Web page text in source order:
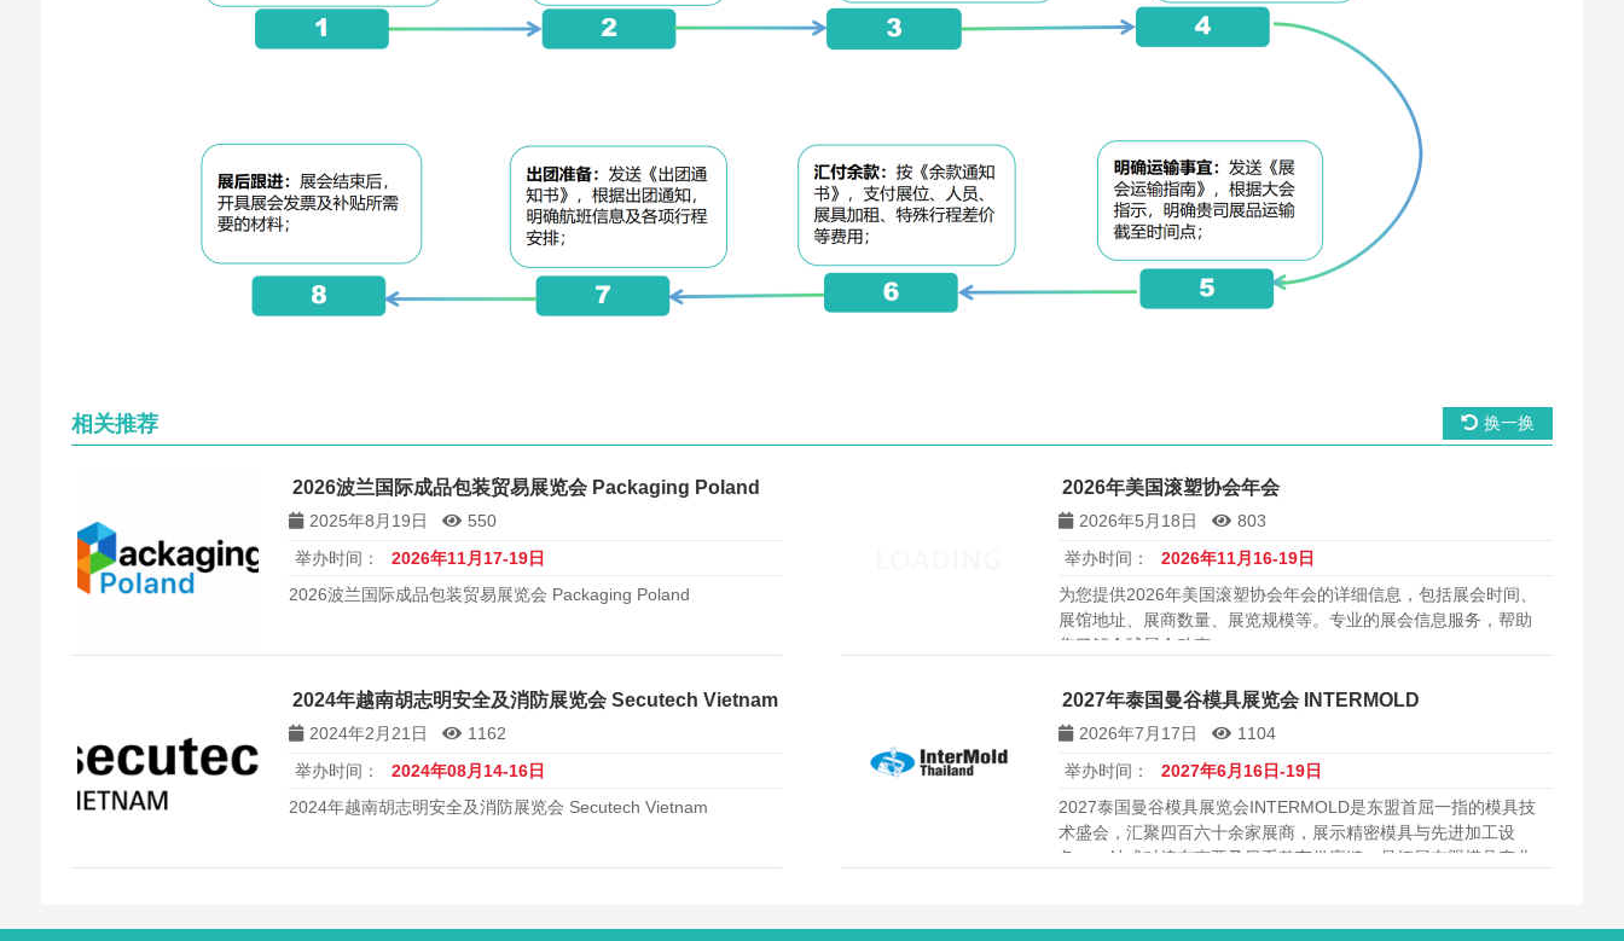
相关推荐 换一换
2026波兰国际成品包装贸易展览会 Packaging Poland
2025年8月19日
550
举办时间：
2026年11月17-19日
2026波兰国际成品包装贸易展览会 Packaging Poland
2026年美国滚塑协会年会
2026年5月18日
803
举办时间：
2026年11月16-19日
为您提供2026年美国滚塑协会年会的详细信息，包括展会时间、
展馆地址、展商数量、展览规模等。专业的展会信息服务，帮助
您了解全球展会动态。
2024年越南胡志明安全及消防展览会 Secutech Vietnam
2024年2月21日
1162
举办时间：
2024年08月14-16日
2024年越南胡志明安全及消防展览会 Secutech Vietnam
2027年泰国曼谷模具展览会 INTERMOLD
2026年7月17日
1104
举办时间：
2027年6月16日-19日
2027泰国曼谷模具展览会INTERMOLD是东盟首屈一指的模具技
术盛会，汇聚四百六十余家展商，展示精密模具与先进加工设
备，一站式对接东南亚及日系整车供应链，是拓展东盟模具产业